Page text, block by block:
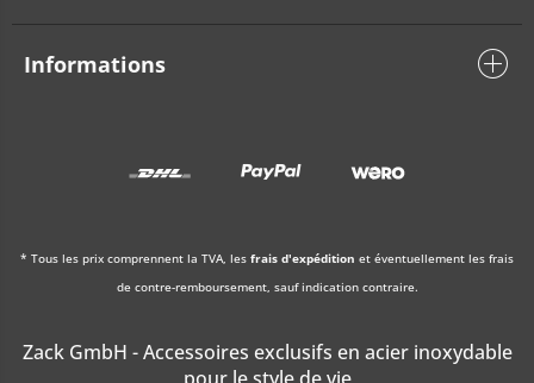
Informations
* Tous les prix comprennent la TVA, les frais d'expédition et éventuellement les frais
de contre-remboursement, sauf indication contraire.
Zack GmbH - Accessoires exclusifs en acier inoxydable